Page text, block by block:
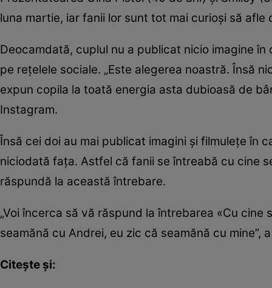
luna martie, iar fanii lor sunt tot mai curioși să
Deocamdată, cuplul nu a publicat nicio imagine
pe rețelele sociale. „Este alegerea noastră. Însă
expun copila la toată energia asta dubioasă de
Instagram.
Însă cei doi au mai publicat imagini și filmulețe în
niciodată fața. Astfel că fanii se întreabă cu cine
răspundă la această întrebare.
„Voi încerca să vă răspund la întrebarea «Cu cine
seamănă cu Andrei, eu zic că seamănă cu mine”,
Citește și: